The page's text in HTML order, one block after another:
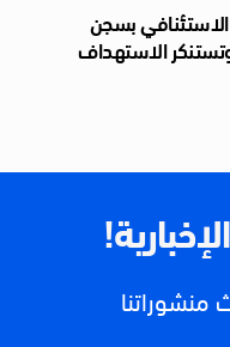
بسجن
الاستهداف